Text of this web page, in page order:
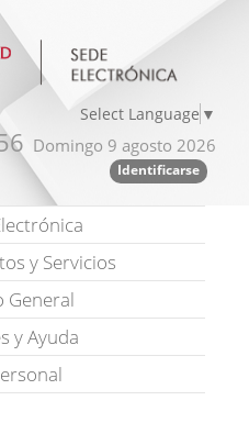
Select Language ▼
Domingo 9 agosto 2026
Identificarse
y Servicios
General
y Ayuda